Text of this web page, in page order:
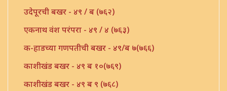
उदेपूरची बखर - ४९ / ब (७६२)
एकनाथ वंश परंपरा - ४९ / ४ (७६३)
क-हाडच्या गणपतीची बखर - ४९/ब ७(७६६)
काशीखंड बखर - ४९ ब १०(७६९)
काशीखंड बखर - ४९ ब ९ (७६८)